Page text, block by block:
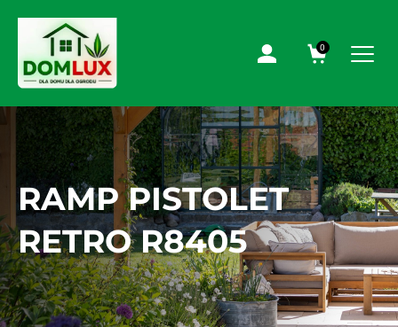
0
RAMP PISTOLET
RETRO R8405